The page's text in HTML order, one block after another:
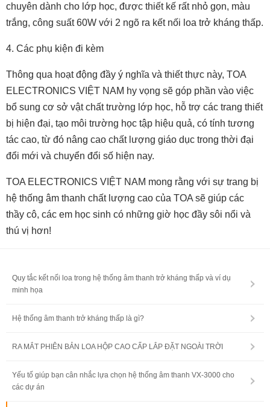
chuyên dành cho lớp học, được thiết kế rất nhỏ gọn, màu
trắng, công suất 60W với 2 ngõ ra kết nối loa trở kháng thấp.
4. Các phụ kiện đi kèm
Thông qua hoạt động đầy ý nghĩa và thiết thực này, TOA
ELECTRONICS VIỆT NAM hy vọng sẽ góp phần vào việc
bổ sung cơ sở vật chất trường lớp học, hỗ trợ các trang thiết
bị hiện đại, tạo môi trường học tập hiệu quả, có tính tương
tác cao, từ đó nâng cao chất lượng giáo dục trong thời đại
đổi mới và chuyển đổi số hiện nay.
TOA ELECTRONICS VIỆT NAM mong rằng với sự trang bị
hệ thống âm thanh chất lượng cao của TOA sẽ giúp các
thầy cô, các em học sinh có những giờ học đầy sôi nổi và
thú vị hơn!
Quy tắc kết nối loa trong hệ thống âm thanh trở kháng thấp và ví dụ
minh họa
Hệ thống âm thanh trở kháng thấp là gì?
RA MẮT PHIÊN BẢN LOA HỘP CAO CẤP LẮP ĐẶT NGOÀI TRỜI
Yếu tố giúp bạn cân nhắc lựa chọn hệ thống âm thanh VX-3000 cho
các dự án